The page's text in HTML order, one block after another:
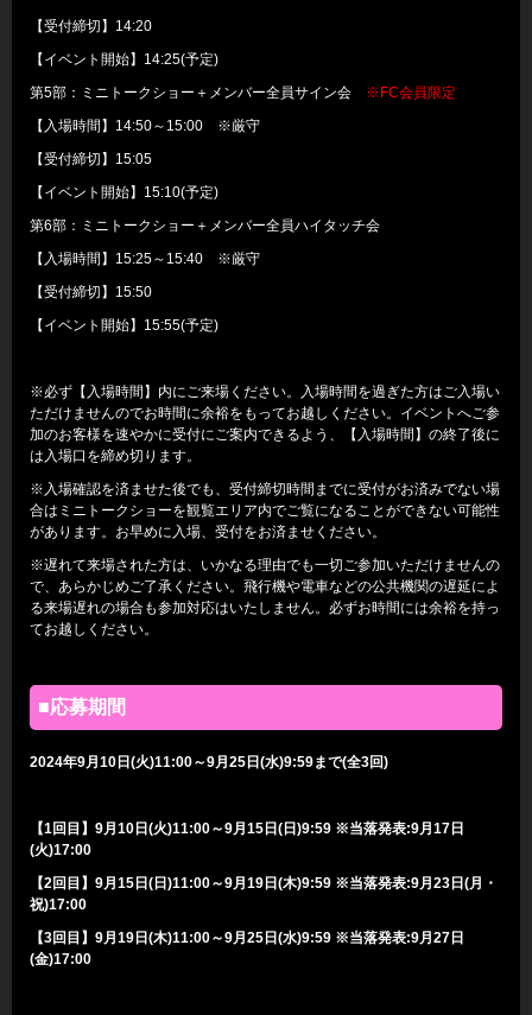
【受付締切】14:20
【イベント開始】14:25(予定)
第5部：ミニトークショー＋メンバー全員サイン会 ※FC会員限定
【入場時間】14:50～15:00 ※厳守
【受付締切】15:05
【イベント開始】15:10(予定)
第6部：ミニトークショー＋メンバー全員ハイタッチ会
【入場時間】15:25～15:40 ※厳守
【受付締切】15:50
【イベント開始】15:55(予定)
※必ず【入場時間】内にご来場ください。入場時間を過ぎた方はご入場い
ただけませんのでお時間に余裕をもってお越しください。イベントへご参
加のお客様を速やかに受付にご案内できるよう、【入場時間】の終了後に
は入場口を締め切ります。
※入場確認を済ませた後でも、受付締切時間までに受付がお済みでない場
合はミニトークショーを観覧エリア内でご覧になることができない可能性
があります。お早めに入場、受付をお済ませください。
※遅れて来場された方は、いかなる理由でも一切ご参加いただけませんの
で、あらかじめご了承ください。飛行機や電車などの公共機関の遅延によ
る来場遅れの場合も参加対応はいたしません。必ずお時間には余裕を持っ
てお越しください。
■応募期間
2024年9月10日(火)11:00～9月25日(水)9:59まで(全3回)
【1回目】9月10日(火)11:00～9月15日(日)9:59 ※当落発表:9月17日
(火)17:00
【2回目】9月15日(日)11:00～9月19日(木)9:59 ※当落発表:9月23日(月・
祝)17:00
【3回目】9月19日(木)11:00～9月25日(水)9:59 ※当落発表:9月27日
(金)17:00